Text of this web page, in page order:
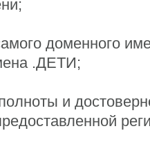
доменного
.ДЕТИ;
и